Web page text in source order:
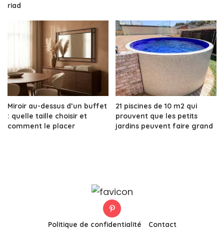
riad
Miroir au-dessus d’un buffet
: quelle taille choisir et
comment le placer
21 piscines de 10 m2 qui
prouvent que les petits
jardins peuvent faire grand
Politique de confidentialité Contact